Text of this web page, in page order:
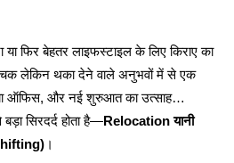
या फिर बेहतर लाइफस्टाइल के लिए किराए का
लेकिन थका देने वाले अनुभवों में से एक
ऑफिस, और नई शुरुआत का उत्साह…
सिरदर्द होता है—Relocation यानी
।